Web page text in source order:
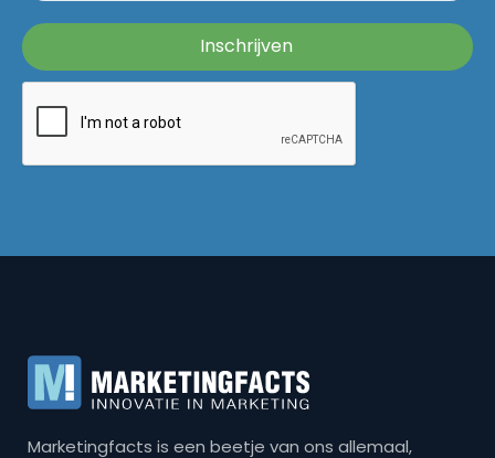
Marketingfacts is een beetje van ons allemaal,